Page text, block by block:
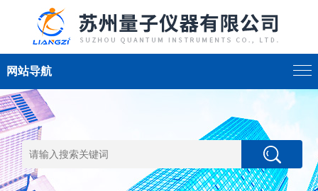
网站导航